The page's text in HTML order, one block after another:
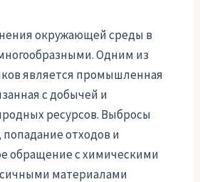
окружающей среды в
Одним из
является промышленная
с добычей и
ресурсов. Выбросы
отходов и
обращение с химическими
материалами